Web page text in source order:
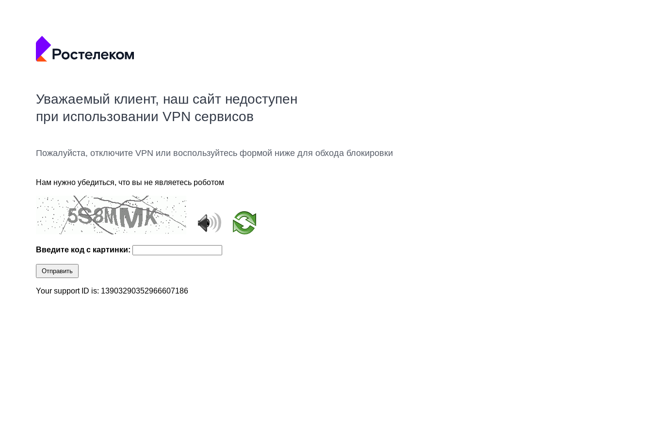
Уважаемый клиент, наш сайт недоступен
при использовании VPN сервисов
Пожалуйста, отключите VPN или воспользуйтесь формой ниже для обхода блокировки
Нам нужно убедиться, что вы не являетесь роботом
Введите код с картинки:
Отправить
Your support ID is: 13903290352966607186